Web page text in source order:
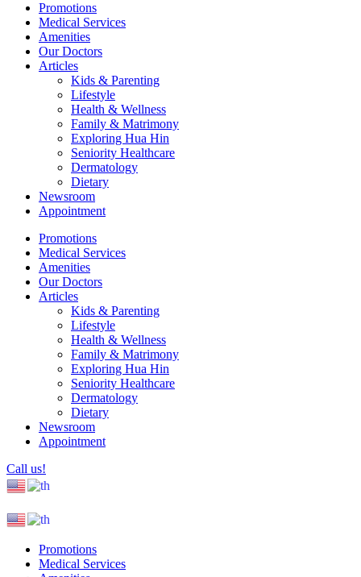
Promotions
Medical Services
Amenities
Our Doctors
Articles
Kids & Parenting
Lifestyle
Health & Wellness
Family & Matrimony
Exploring Hua Hin
Seniority Healthcare
Dermatology
Dietary
Newsroom
Appointment
Promotions
Medical Services
Amenities
Our Doctors
Articles
Kids & Parenting
Lifestyle
Health & Wellness
Family & Matrimony
Exploring Hua Hin
Seniority Healthcare
Dermatology
Dietary
Newsroom
Appointment
Call us!
Promotions
Medical Services